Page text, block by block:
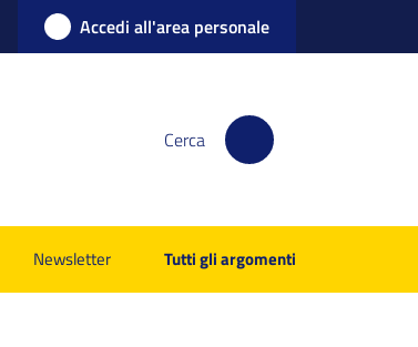
Accedi all'area personale
Cerca
Newsletter Tutti gli argomenti